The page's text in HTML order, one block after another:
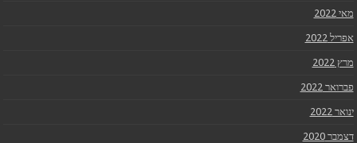
מאי 2022
אפריל 2022
מרץ 2022
פברואר 2022
ינואר 2022
דצמבר 2020